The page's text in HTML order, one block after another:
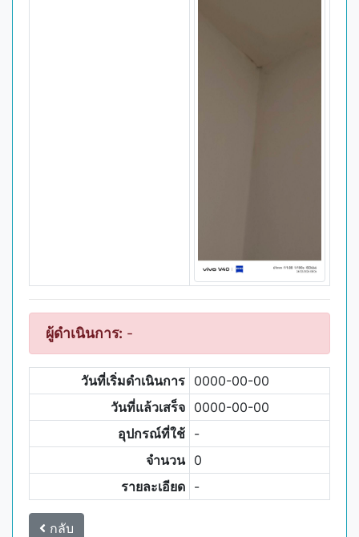
ผู้ดำเนินการ: -
วันที่เริ่มดำเนินการ 0000-00-00
วันที่แล้วเสร็จ 0000-00-00
อุปกรณ์ที่ใช้ -
จำนวน 0
รายละเอียด -
กลับ